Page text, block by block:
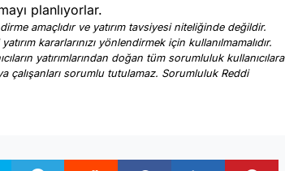
planlıyorlar.
amaçlıdır ve yatırım tavsiyesi niteliğinde değildir.
kararlarınızı yönlendirmek için kullanılmamalıdır.
yatırımlarından doğan tüm sorumluluk kullanıcılara
çalışanları sorumlu tutulamaz. Sorumluluk Reddi